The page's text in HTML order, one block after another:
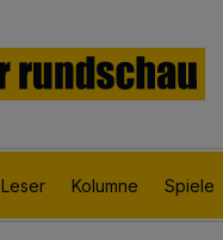
Leser Kolumne Spiele